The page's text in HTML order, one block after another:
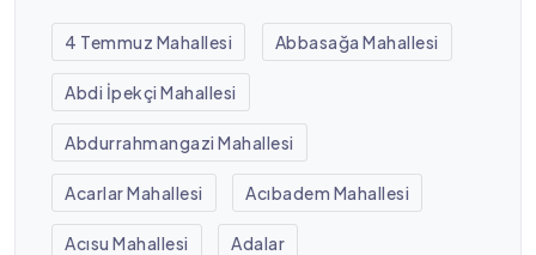
4 Temmuz Mahallesi Abbasağa Mahallesi
Abdi İpekçi Mahallesi
Abdurrahmangazi Mahallesi
Acarlar Mahallesi Acıbadem Mahallesi
Acısu Mahallesi Adalar